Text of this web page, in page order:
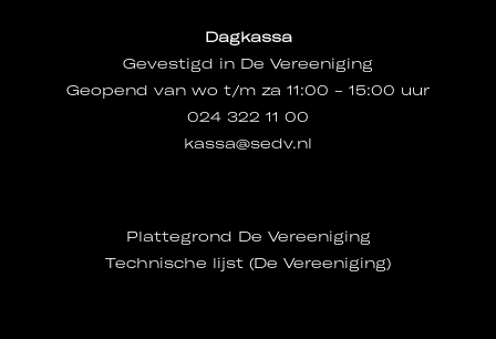
Dagkassa
Gevestigd in De Vereeniging
Geopend van wo t/m za 11:00 - 15:00 uur
024 322 11 00
kassa@sedv.nl
Plattegrond De Vereeniging
Technische lijst (De Vereeniging)